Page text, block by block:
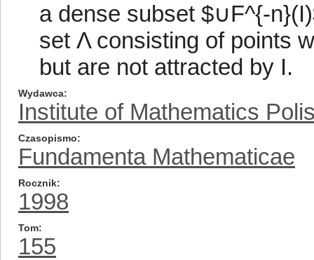
a dense subset $∪F^{-
set Λ consisting of points
but are not attracted by I.
Wydawca
Institute of Mathematics
Czasopismo
Fundamenta Mathematicae
Rocznik
1998
Tom
155